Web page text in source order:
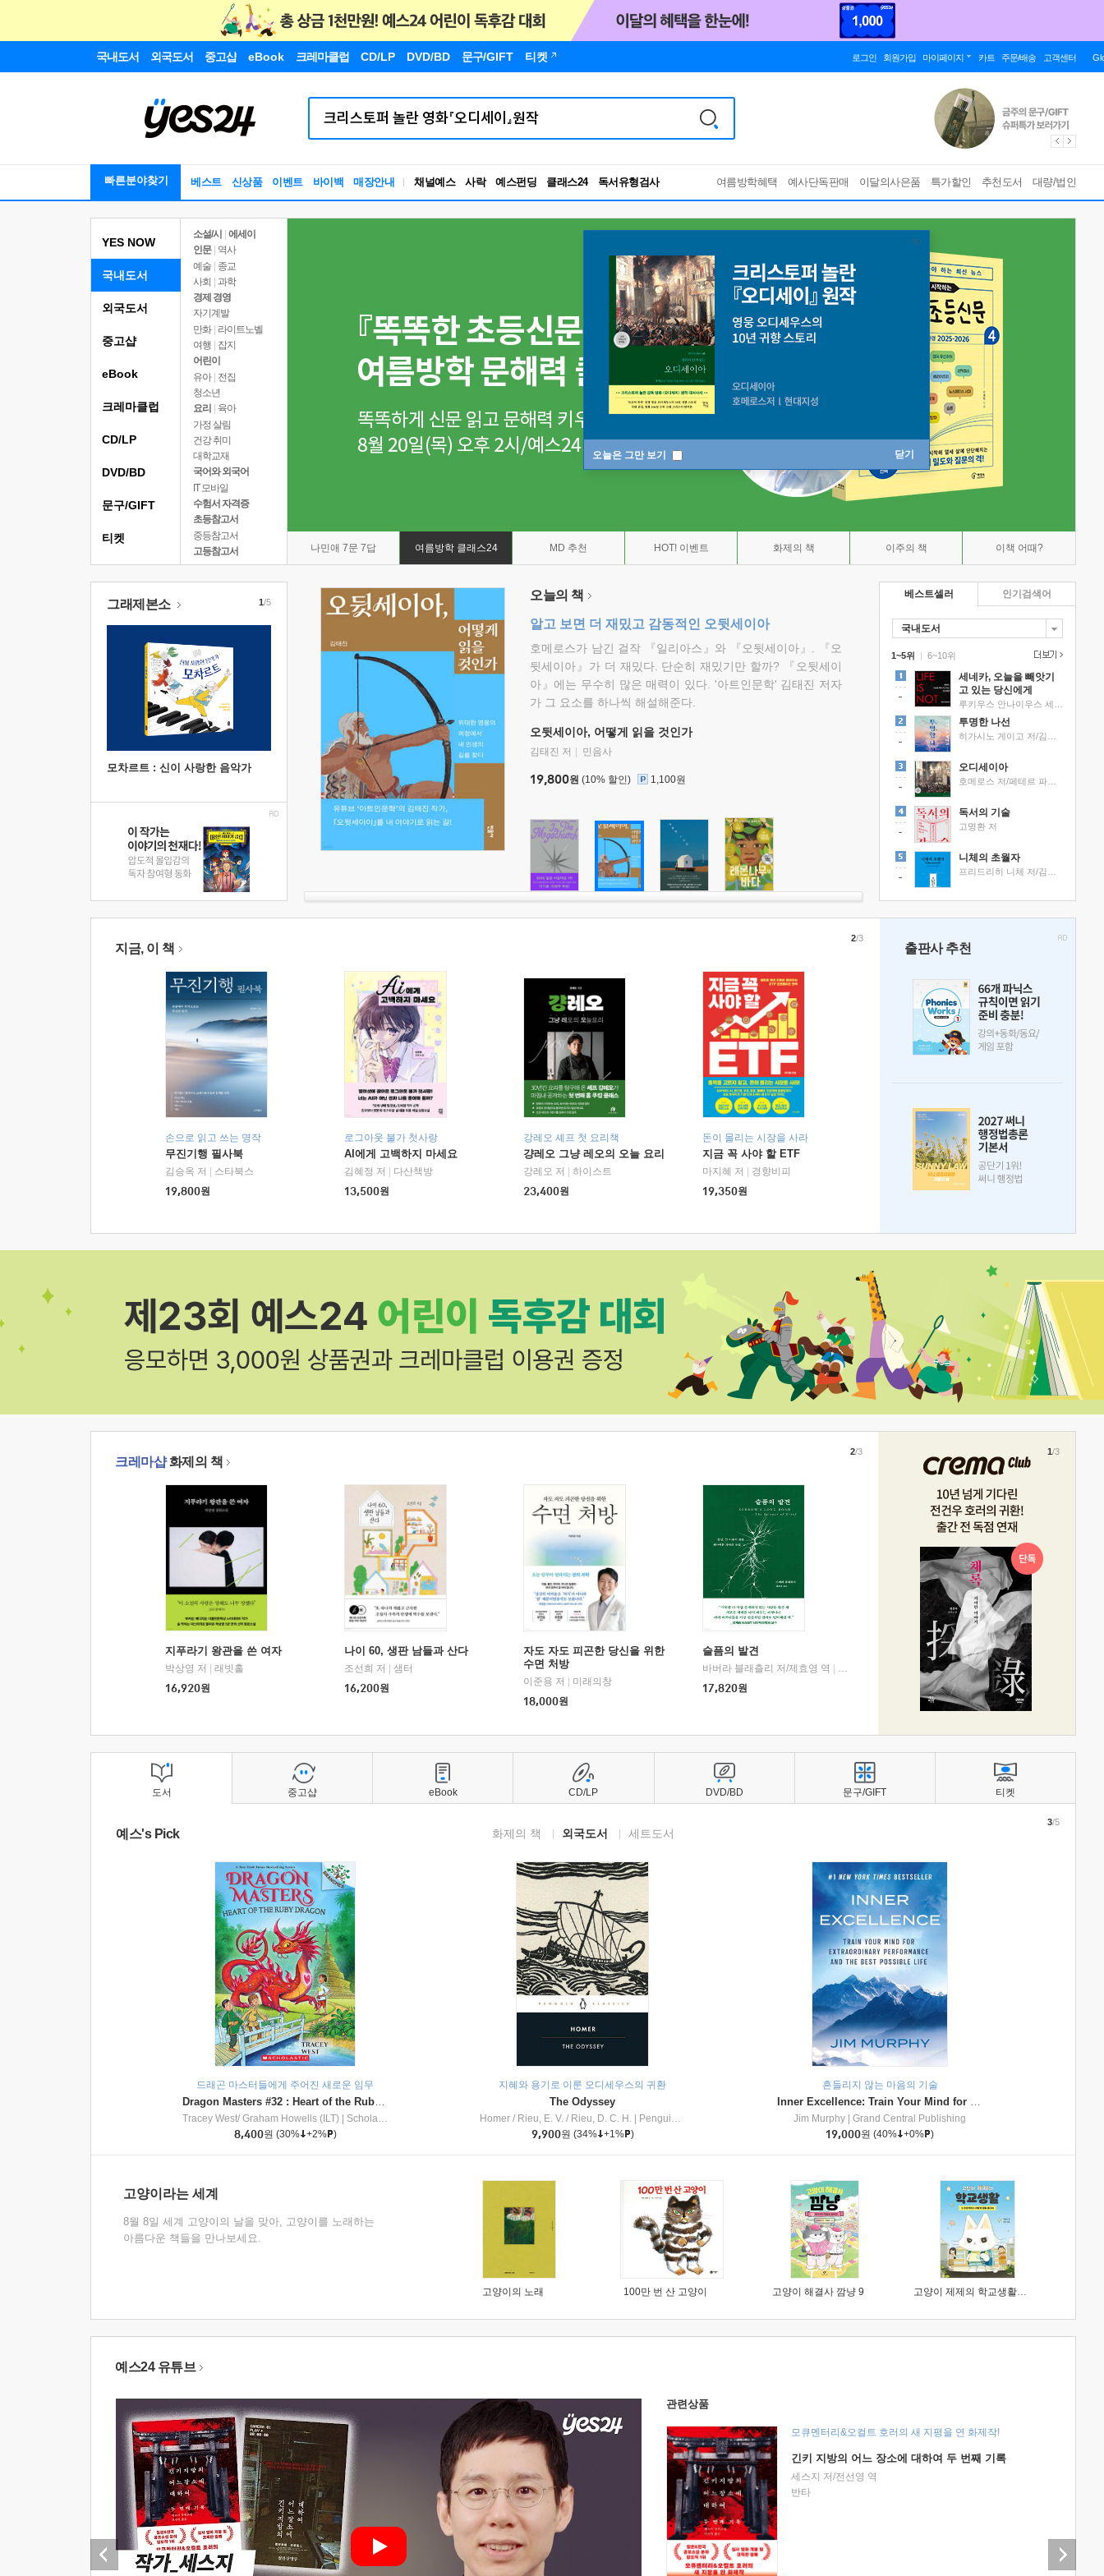
국내도서 외국도서 중고샵 eBook 크레마클럽 CD/LP DVD/BD 문구/GIFT 티켓 로그인 회원가입 마이페이지 카트 주문/배송 고객센터
빠른분야찾기 베스트 신상품 이벤트 바이백 매장안내 채널예스 사락 예스펀딩 클래스24
RBTI Lab
독서유형검사
여름방학혜택 예사단독판매 이달의사은품 특가할인 추천도서 대량/법인
오늘은 그만 보기 닫기
YES NOW
국내도서
소설/시
에세이
인문
역사
예술 | 종교
사회 | 과학
경제 경영
자기계발
만화 | 라이트노벨
여행
잡지
어린이
유아 | 전집
청소년
요리
육아
가정 살림
건강 취미
대학교재
국어와 외국어
IT 모바일
수험서 자격증
초등참고서
중등참고서
고등참고서
나민애 7문 7답 여름방학 클래스24 MD 추천 HOT! 이벤트 화제의 책 이주의 책 이책 어때?
외국도서
중고샵
eBook
크레마클럽
CD/LP
DVD/BD
문구/GIFT
티켓
그래제본소
모차르트 : 신이 사랑한 음악가
1/5 오늘의 책
알고 보면 더 재밌고 감동적인 오뒷세이아
호메로스가 남긴 걸작 『일리아스』와 『오뒷세이아』. 『오
뒷세이아』가 더 재밌다. 단순히 재밌기만 할까? 『오뒷세이
아』에는 무수히 많은 매력이 있다. '아트인문학' 김태진 저자
가 그 요소를 하나씩 해설해준다.
오뒷세이아, 어떻게 읽을 것인가
김태진 저 민음사
19,800원 (10% 할인) 1,100원
베스트셀러
국내도서
1~5위 |
세네카, 오늘을 빼앗기
고 있는 당신에게
투명한 나선
오디세이아
독서의 기술
고명환 저
니체의 초월자
6~10위
인기검색어
지금, 이 책
손으로 읽고 쓰는 명작
무진기행 필사북
김승옥 저
스타북스
19,800원
로그아웃 불가 첫사랑
AI에게 고백하지 마세요
김혜정 저
다산책방
13,500원
강레오 셰프 첫 요리책
걍레오 그냥 레오의 오늘 요리
강레오 저
하이스트
23,400원
돈이 몰리는 시장을 사라
지금 꼭 사야 할 ETF
마지혜 저
경향비피
19,350원
2/3
출판사 추천
크레마샵화제의 책
지푸라기 왕관을 쓴 여자
박상영 저
래빗홀
16,920원
나이 60, 생판 남들과 산다
조선희 저
샘터
16,200원
자도 자도 피곤한 당신을 위한
수면 처방
이준용 저
미래의창
18,000원
슬픔의 발견
바버라 블래츨리 저/제효영 역
디플롯
17,820원
2/3 1/3
도서
예스's Pick 화제의 책 외국도서 세트도서
드래곤 마스터들에게 주어진 새로운 임무
Dragon Masters #32 : Heart of the Ruby Dragon (A Branches Book)
Tracey West/ Graham Howells (ILT)
Scholastic Inc
8,400원 (30% +2% )
지혜와 용기로 이룬 오디세우스의 귀환
The Odyssey
Homer / Rieu, E. V. / Rieu, D. C. H.
Penguin Group
9,900원 (34% +1% )
흔들리지 않는 마음의 기술
Inner Excellence: Train Your Mind for Extraordinary Performance and the Best Possible Life
Jim Murphy
Grand Central Publishing
19,000원 (40% +0% )
3/5
고양이라는 세계
8월 8일 세계 고양이의 날을 맞아, 고양이를 노래하는
아름다운 책들을 만나보세요.
고양이의 노래 100만 번 산 고양이 고양이 해결사 깜냥 9 고양이 제제의 학교생활 1 : 초등학생이 이렇게 힘들 줄이야
중고샵 eBook CD/LP DVD/BD 문구/GIFT 티켓
예스24 유튜브
관련상품
모큐멘터리&오컬트 호러의 새 지평을 연 화제작!
긴키 지방의 어느 장소에 대하여 두 번째 기록
세스지 저/전선영 역
반타